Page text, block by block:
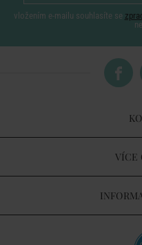
vložením e-mailu souhlasíte se
VÍCE